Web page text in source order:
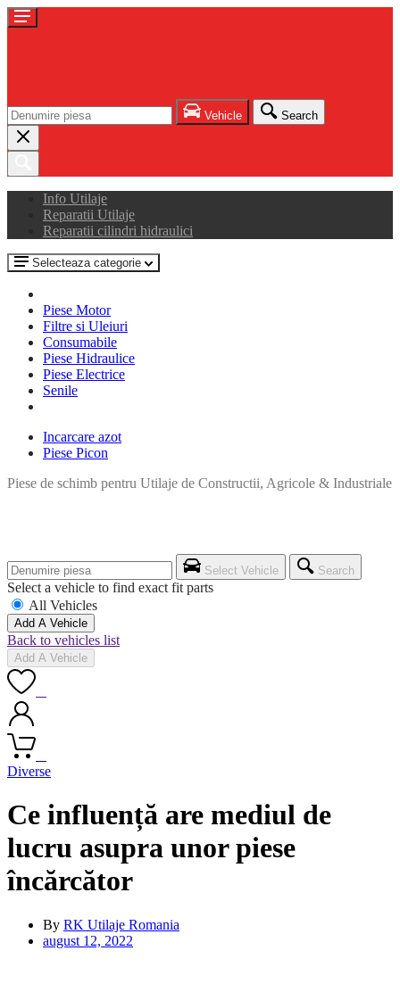
Vehicle Search
Info Utilaje
Reparatii Utilaje
Reparatii cilindri hidraulici
Selecteaza categorie
Piese Motor
Filtre si Uleiuri
Consumabile
Piese Hidraulice
Piese Electrice
Senile
Incarcare azot
Piese Picon
Piese de schimb pentru Utilaje de Constructii, Agricole & Industriale
Select Vehicle Search
Select a vehicle to find exact fit parts
All Vehicles
Add A Vehicle
Back to vehicles list
Add A Vehicle
Posted
Diverse
Ce influență are mediul de
lucru asupra unor piese
încărcător
By RK Utilaje Romania
august 12, 2022